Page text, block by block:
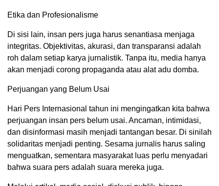
Etika dan Profesionalisme
Di sisi lain, insan pers juga harus senantiasa menjaga
integritas. Objektivitas, akurasi, dan transparansi adalah
roh dalam setiap karya jurnalistik. Tanpa itu, media hanya
akan menjadi corong propaganda atau alat adu domba.
Perjuangan yang Belum Usai
Hari Pers Internasional tahun ini mengingatkan kita bahwa
perjuangan insan pers belum usai. Ancaman, intimidasi,
dan disinformasi masih menjadi tantangan besar. Di sinilah
solidaritas menjadi penting. Sesama jurnalis harus saling
menguatkan, sementara masyarakat luas perlu menyadari
bahwa suara pers adalah suara mereka juga.